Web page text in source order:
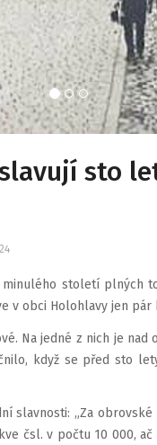
sto
minulého století plných
v obci Holohlavy jen pár
Na jedné z nich je nad
když se před sto
slavnosti: „Za
čsl. v počtu 10 000,